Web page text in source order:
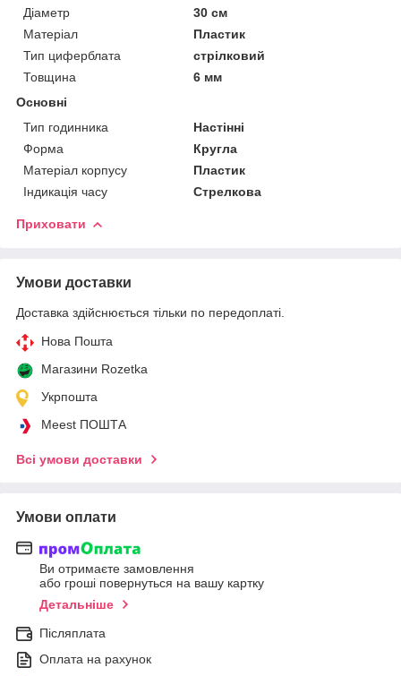
Діаметр
30 см
Матеріал
Пластик
Тип циферблата
стрілковий
Товщина
6 мм
Основні
Тип годинника
Настінні
Форма
Кругла
Матеріал корпусу
Пластик
Індикація часу
Стрелкова
Приховати
Умови доставки
Доставка здійснюється тільки по передоплаті.
Нова Пошта
Магазини Rozetka
Укрпошта
Meest ПОШТА
Всі умови доставки
Умови оплати
Ви отримаєте замовлення
або гроші повернуться на вашу картку
Детальніше
Післяплата
Оплата на рахунок